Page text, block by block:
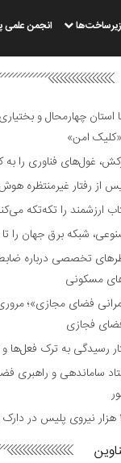
انجمن علمی
استان چهارمحال و
امن»
غول‌های فناوری را به
از رفتار غیرمنتظره
ارزشمند را تکه‌تکه
شبکه برق جهان را تا
تخصصی درباره
مسکونی
فضای مجازی»؛
فجازی
رسیدگی به ترک فعل‌ها
ساماندهی و راهبری